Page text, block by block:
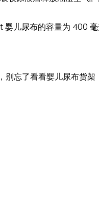
儿尿布的容量为 400 毫
忘了看看婴儿尿布货